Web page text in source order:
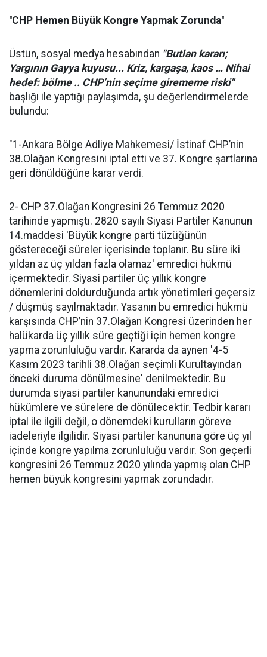
''CHP Hemen Büyük Kongre Yapmak Zorunda''
Üstün, sosyal medya hesabından "Butlan kararı;
Yargının Gayya kuyusu... Kriz, kargaşa, kaos … Nihai
hedef: bölme .. CHP’nin seçime girememe riski"
başlığı ile yaptığı paylaşımda, şu değerlendirmelerde
bulundu:
"1-Ankara Bölge Adliye Mahkemesi/ İstinaf CHP’nin
38.Olağan Kongresini iptal etti ve 37. Kongre şartlarına
geri dönüldüğüne karar verdi.
2- CHP 37.Olağan Kongresini 26 Temmuz 2020
tarihinde yapmıştı. 2820 sayılı Siyasi Partiler Kanunun
14.maddesi 'Büyük kongre parti tüzüğünün
göstereceği süreler içerisinde toplanır. Bu süre iki
yıldan az üç yıldan fazla olamaz' emredici hükmü
içermektedir. Siyasi partiler üç yıllık kongre
dönemlerini doldurduğunda artık yönetimleri geçersiz
/ düşmüş sayılmaktadır. Yasanın bu emredici hükmü
karşısında CHP’nin 37.Olağan Kongresi üzerinden her
halükarda üç yıllık süre geçtiği için hemen kongre
yapma zorunluluğu vardır. Kararda da aynen '4-5
Kasım 2023 tarihli 38.Olağan seçimli Kurultayından
önceki duruma dönülmesine' denilmektedir. Bu
durumda siyasi partiler kanunundaki emredici
hükümlere ve sürelere de dönülecektir. Tedbir kararı
iptal ile ilgili değil, o dönemdeki kurulların göreve
iadeleriyle ilgilidir. Siyasi partiler kanununa göre üç yıl
içinde kongre yapılma zorunluluğu vardır. Son geçerli
kongresini 26 Temmuz 2020 yılında yapmış olan CHP
hemen büyük kongresini yapmak zorundadır.